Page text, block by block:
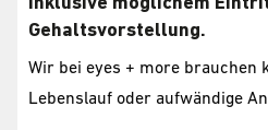
Gehaltsvorstellung.
Wir bei eyes + more brauchen
Lebenslauf oder aufwändige